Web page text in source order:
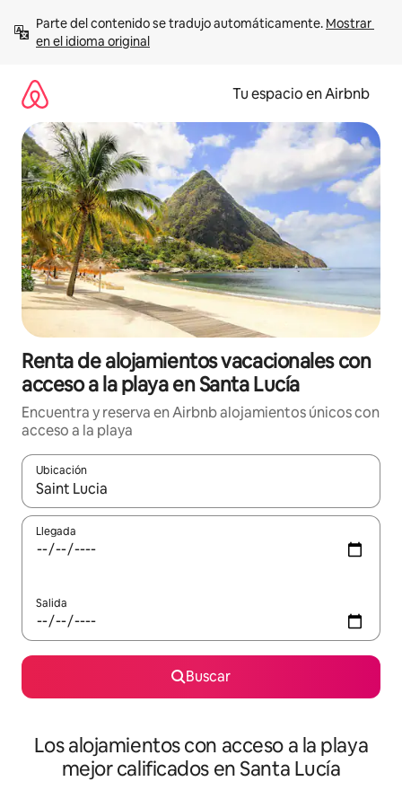
contenido
Parte del contenido se tradujo automáticamente. Mostrar
en el idioma original
Tu espacio en Airbnb
Renta de alojamientos vacacionales con
acceso a la playa en Santa Lucía
Encuentra y reserva en Airbnb alojamientos únicos con
acceso a la playa
Ubicación
Cuando los resultados estén disponibles, podrás navegar
Llegada
Salida
Buscar
Los alojamientos con acceso a la playa
mejor calificados en Santa Lucía